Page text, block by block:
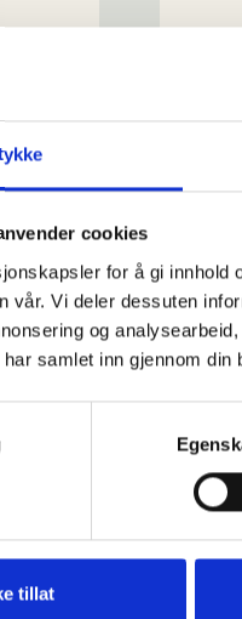
cookies
for å gi innhold
vår. Vi deler dessuten
og
samlet inn gjennom din
tillat
Priseks